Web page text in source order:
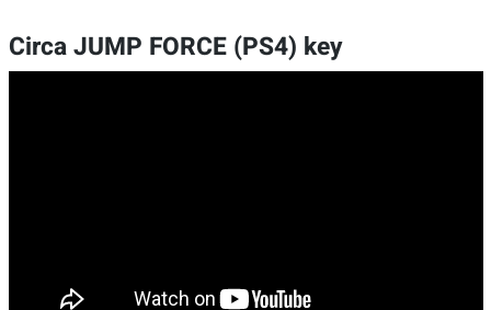
Circa JUMP FORCE (PS4) key